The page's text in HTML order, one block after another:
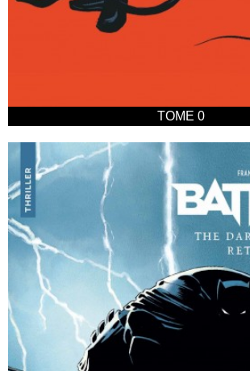
TOME 0